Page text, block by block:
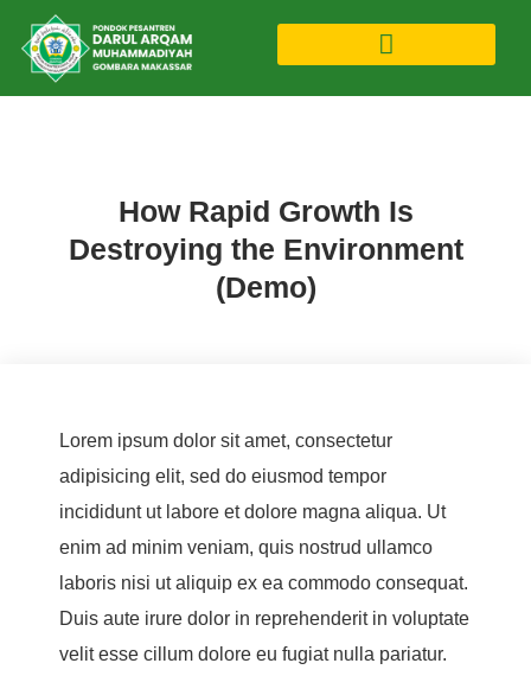
How Rapid Growth Is
Destroying the Environment
(Demo)
Lorem ipsum dolor sit amet, consectetur
adipisicing elit, sed do eiusmod tempor
incididunt ut labore et dolore magna aliqua. Ut
enim ad minim veniam, quis nostrud ullamco
laboris nisi ut aliquip ex ea commodo consequat.
Duis aute irure dolor in reprehenderit in voluptate
velit esse cillum dolore eu fugiat nulla pariatur.